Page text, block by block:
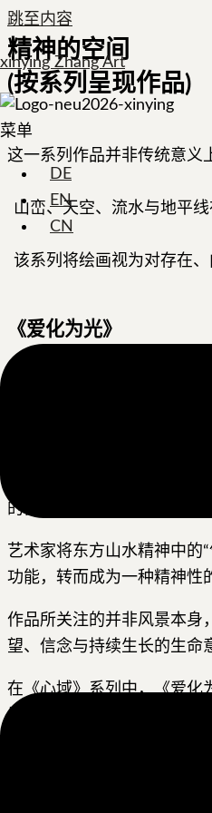
跳至内容
xinying Zhang Art
菜单
DE
EN
CN
精神的空间
(按系列呈现作品)
这一系列作品并非传统意义
山峦、天空、流水与地平
该系列将绘画视为对存在
《爱化为光》
的，是天际间逐渐升起的金
艺术家将东方山水精神中的
功能，转而成为一种精神性
作品所关注的并非风景本身
望、信念与持续生长的生命
在《心域》系列中，《爱化
界、照亮生命的光。